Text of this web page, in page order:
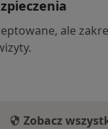
ale
Zobacz